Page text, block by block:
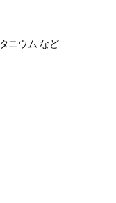
ニウム など